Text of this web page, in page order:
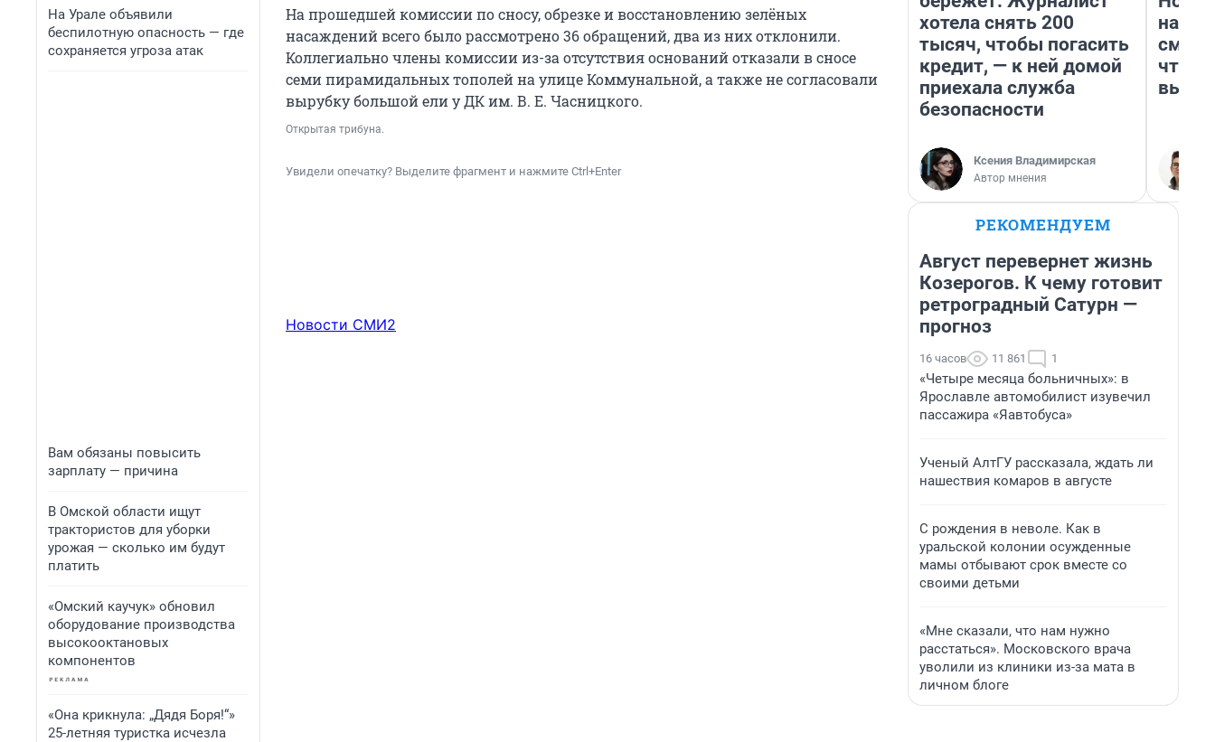
На Урале объявили
беспилотную опасность — где
сохраняется угроза атак
Вам обязаны повысить
зарплату — причина
В Омской области ищут
трактористов для уборки
урожая — сколько им будут
платить
«Омский каучук» обновил
оборудование производства
высокооктановых
компонентов
«Она крикнула: „Дядя Боря!“»
25-летняя туристка исчезла
На прошедшей комиссии по сносу, обрезке и восстановлению зелёных
насаждений всего было рассмотрено 36 обращений, два из них отклонили.
Коллегиально члены комиссии из-за отсутствия оснований отказали в сносе
семи пирамидальных тополей на улице Коммунальной, а также не согласовали
вырубку большой ели у ДК им. В. Е. Часницкого.
Открытая трибуна.
Увидели опечатку? Выделите фрагмент и нажмите Ctrl+Enter
Новости СМИ2
хотела снять 200
тысяч, чтобы погасить
кредит, — к ней домой
приехала служба
безопасности
Ксения Владимирская
Автор мнения
РЕКОМЕНДУЕМ
Август перевернет жизнь
Козерогов. К чему готовит
ретроградный Сатурн —
прогноз
16 часов 11 861 1
«Четыре месяца больничных»: в
Ярославле автомобилист изувечил
пассажира «Яавтобуса»
Ученый АлтГУ рассказала, ждать ли
нашествия комаров в августе
С рождения в неволе. Как в
уральской колонии осужденные
мамы отбывают срок вместе со
своими детьми
«Мне сказали, что нам нужно
расстаться». Московского врача
уволили из клиники из-за мата в
личном блоге